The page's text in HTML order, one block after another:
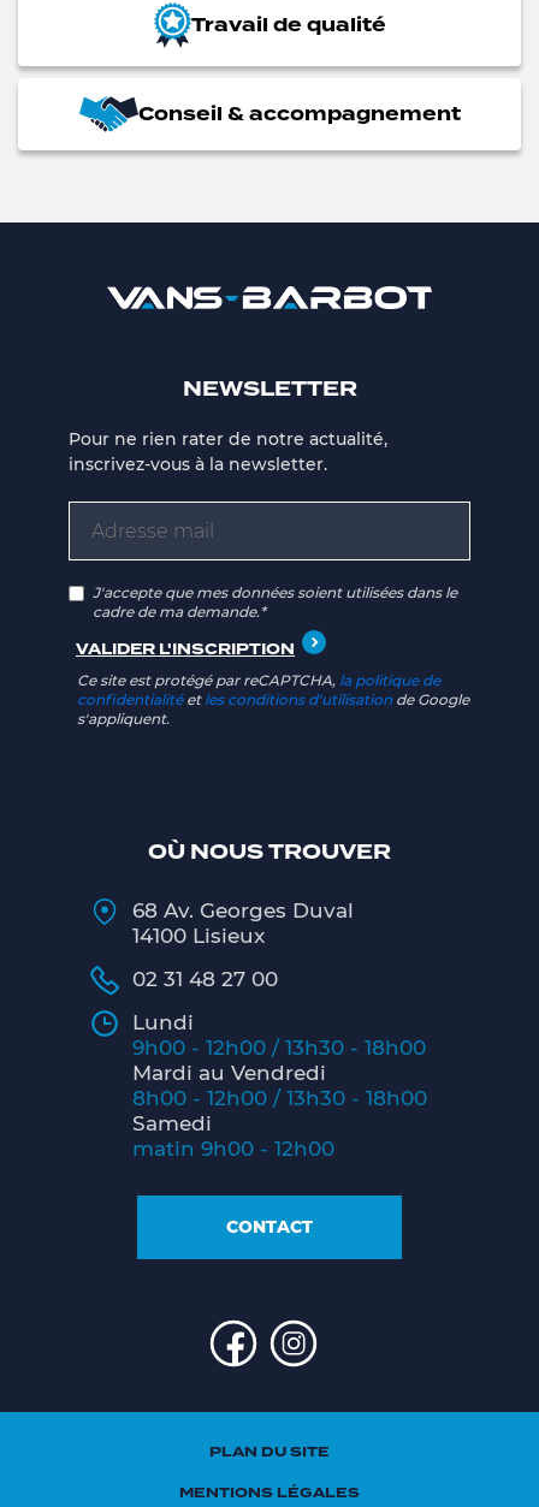
Travail de qualité
Conseil & accompagnement
OÙ NOUS TROUVER
68 Av. Georges Duval
14100 Lisieux
02 31 48 27 00
Lundi
9h00 - 12h00 / 13h30 - 18h00
Mardi au Vendredi
8h00 - 12h00 / 13h30 - 18h00
Samedi
matin 9h00 - 12h00
CONTACT
NEWSLETTER
Pour ne rien rater de notre actualité,
inscrivez-vous à la newsletter.
J'accepte que mes données soient utilisées dans le
cadre de ma demande.*
Ce site est protégé par reCAPTCHA, la politique de
confidentialitéet les conditions d'utilisation de Google
s'appliquent.
PLAN DU SITE
MENTIONS LÉGALES